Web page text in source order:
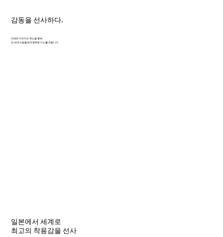
감동을 선사하다.
미래와 이어지는 혁신을 통해
전 세계 사람들에게 행복한 미소를 전합니다.
일본에서 세계로
최고의 착용감을 선사